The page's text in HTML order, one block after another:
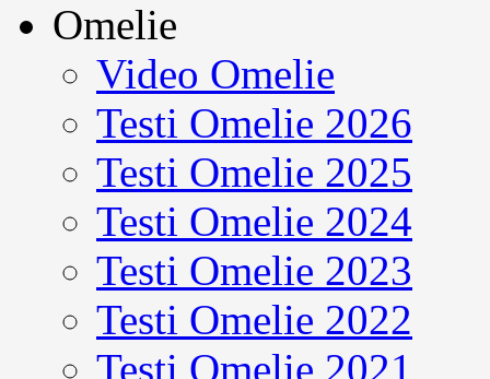
Omelie
Video Omelie
Testi Omelie 2026
Testi Omelie 2025
Testi Omelie 2024
Testi Omelie 2023
Testi Omelie 2022
Testi Omelie 2021